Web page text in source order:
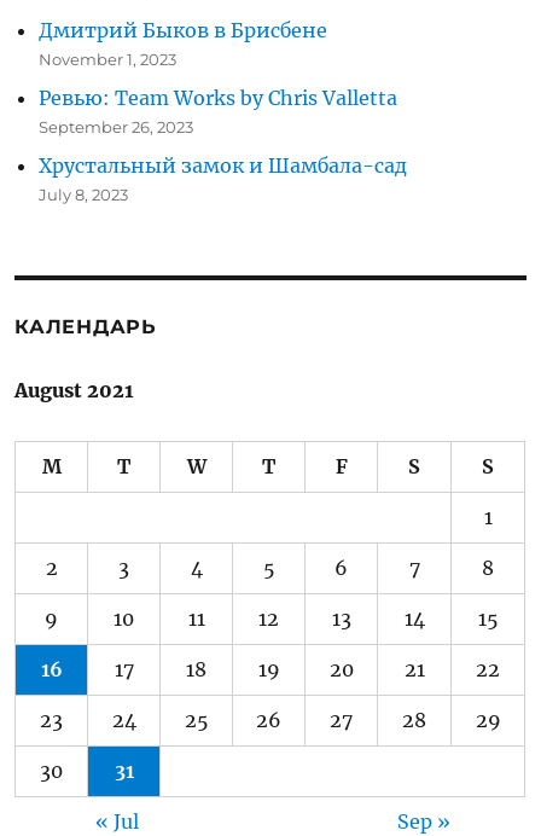
Дмитрий Быков в Брисбене
November 1, 2023
Ревью: Team Works by Chris Valletta
September 26, 2023
Хрустальный замок и Шамбала-сад
July 8, 2023
КАЛЕНДАРЬ
August 2021
M T W T F S S
1
2 3 4 5 6 7 8
9 10 11 12 13 14 15
16 17 18 19 20 21 22
23 24 25 26 27 28 29
30 31
« Jul Sep »